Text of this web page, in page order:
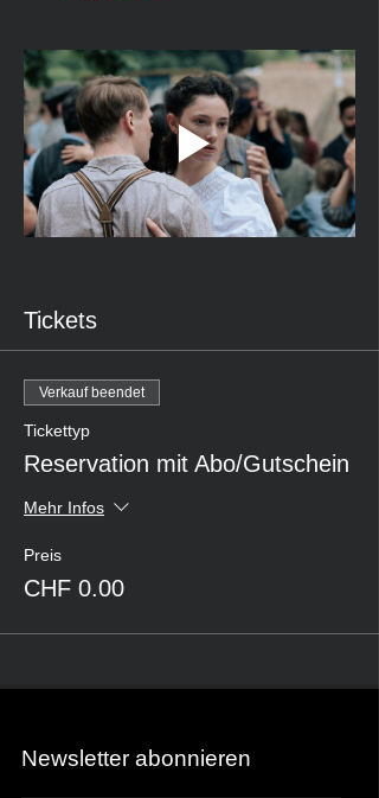
Tickets
Verkauf beendet
Tickettyp
Reservation mit Abo/Gutschein
Mehr Infos
Preis
CHF 0.00
Newsletter abonnieren